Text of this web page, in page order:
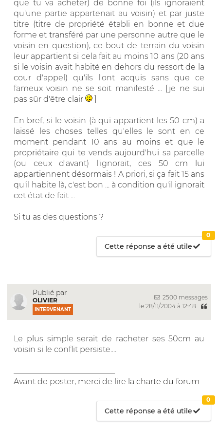
que tu va acheter) de bonne foi (ils ignoraient
qu'une partie appartenait au voisin) et par juste
titre (titre de propriété établi en bonne et due
forme et transféré par une personne autre que le
voisin en question), ce bout de terrain du voisin
leur appartient si cela fait au moins 10 ans (20 ans
si le voisin avait habité en dehors du ressort de la
cour d'appel) qu'ils l'ont acquis sans que ce
fameux voisin ne se soit manifesté ... [je ne sui
pas sûr d'être clair
]
En bref, si le voisin (à qui appartient les 50 cm) a
laissé les choses telles qu'elles le sont en ce
moment pendant 10 ans au moins et que le
propriétaire qui te vends aujourd'hui sa parcelle
(ou ceux d'avant) l'ignorait, ces 50 cm lui
appartiennent désormais ! A priori, si ça fait 15 ans
qu'il habite là, c'est bon ... à condition qu'il ignorait
cet état de fait ...
Si tu as des questions ?
Cette réponse a été utile
0
Publié par
OLIVIER
INTERVENANT
2500 messages
le 28/11/2004 à 12:48
Le plus simple serait de racheter ses 50cm au
voisin si le conflit persiste....
Avant de poster, merci de lire la charte du forum
Cette réponse a été utile
0